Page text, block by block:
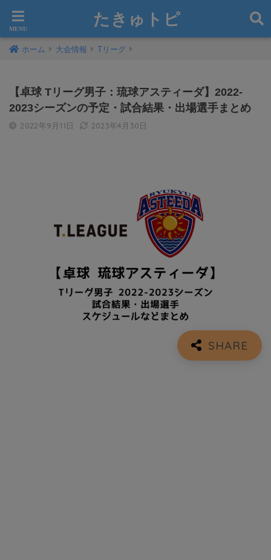
たきゅトピ
ホーム 大会情報 Tリーグ
【卓球 Tリーグ男子：琉球アスティーダ】2022-
2023シーズンの予定・試合結果・出場選手まとめ
2022年9月11日 2023年4月30日